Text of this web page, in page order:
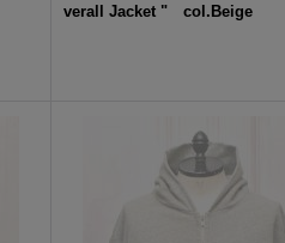
verall Jacket " col.Beige